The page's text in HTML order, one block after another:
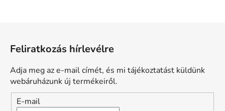
Feliratkozás hírlevélre
Adja meg az e-mail címét, és mi tájékoztatást küldünk
webáruházunk új termékeiről.
E-mail